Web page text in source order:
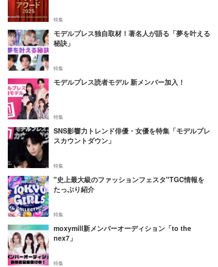
特集
モデルプレス独自取材！著名人が語る「夢を叶える
秘訣」
特集
モデルプレス読者モデル 新メンバー加入！
特集
SNS影響力トレンド俳優・女優を特集「モデルプレ
スカウントダウン」
特集
"史上最大級のファッションフェスタ"TGC情報を
たっぷり紹介
特集
moxymill新メンバーオーディション「to the
nex7」
特集